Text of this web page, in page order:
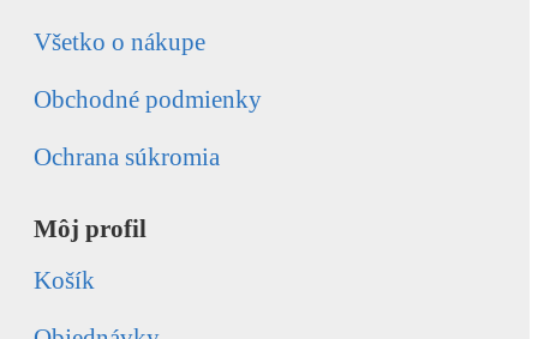
Všetko o nákupe
Obchodné podmienky
Ochrana súkromia
Môj profil
Košík